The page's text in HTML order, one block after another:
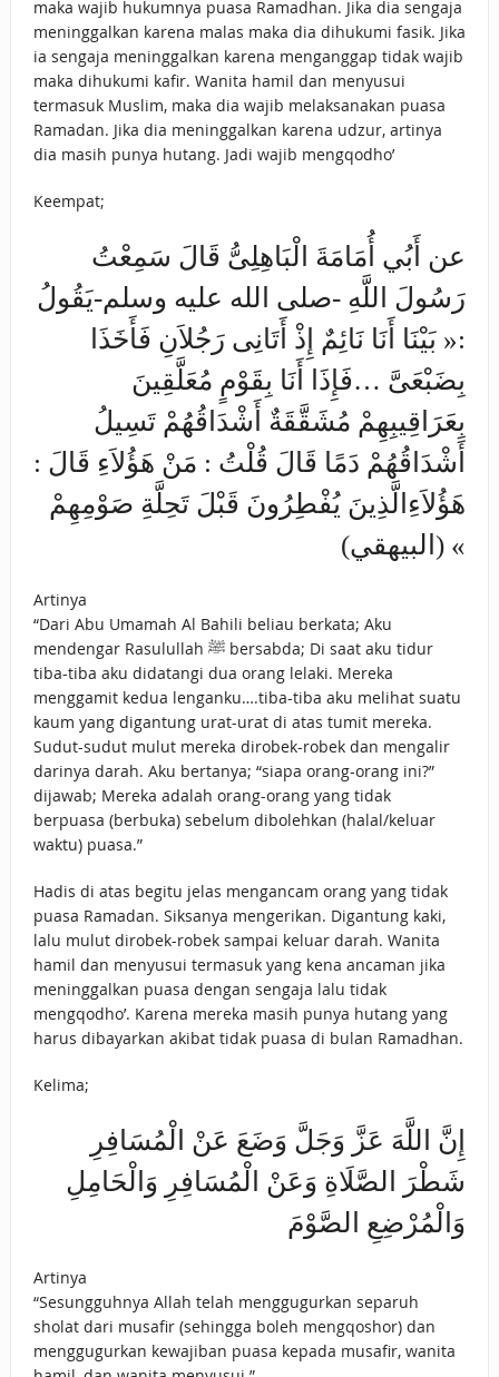
maka wajib hukumnya puasa Ramadhan. Jika dia sengaja
meninggalkan karena malas maka dia dihukumi fasik. Jika
ia sengaja meninggalkan karena menganggap tidak wajib
maka dihukumi kafir. Wanita hamil dan menyusui
termasuk Muslim, maka dia wajib melaksanakan puasa
Ramadan. Jika dia meninggalkan karena udzur, artinya
dia masih punya hutang. Jadi wajib mengqodho’
Keempat;
عن أَبُي أُمَامَةَ الْبَاهِلِىُّ قَالَ سَمِعْتُ
رَسُولَ اللَّهِ -صلى الله عليه وسلم-يَقُولُ
:« بَيْنَا أَنَا نَائِمٌ إِذْ أَتَانِى رَجُلاَنِ فَأَخَذَا
بِضَبْعَىَّ …فَإِذَا أَنَا بِقَوْمٍ مُعَلَّقِينَ
بِعَرَاقِيبِهِمْ مُشَقَّقَةٌ أَشْدَاقُهُمْ تَسِيلُ
أَشْدَاقُهُمْ دَمًا قَالَ قُلْتُ : مَنْ هَؤُلاَءِ قَالَ :
هَؤُلاَءِالَّذِينَ يُفْطِرُونَ قَبْلَ تَحِلَّةِ صَوْمِهِمْ
» (البيهقي)
Artinya
“Dari Abu Umamah Al Bahili beliau berkata; Aku
mendengar Rasulullah ﷺ bersabda; Di saat aku tidur
tiba-tiba aku didatangi dua orang lelaki. Mereka
menggamit kedua lenganku….tiba-tiba aku melihat suatu
kaum yang digantung urat-urat di atas tumit mereka.
Sudut-sudut mulut mereka dirobek-robek dan mengalir
darinya darah. Aku bertanya; “siapa orang-orang ini?”
dijawab; Mereka adalah orang-orang yang tidak
berpuasa (berbuka) sebelum dibolehkan (halal/keluar
waktu) puasa.”
Hadis di atas begitu jelas mengancam orang yang tidak
puasa Ramadan. Siksanya mengerikan. Digantung kaki,
lalu mulut dirobek-robek sampai keluar darah. Wanita
hamil dan menyusui termasuk yang kena ancaman jika
meninggalkan puasa dengan sengaja lalu tidak
mengqodho’. Karena mereka masih punya hutang yang
harus dibayarkan akibat tidak puasa di bulan Ramadhan.
Kelima;
إِنَّ اللَّهَ عَزَّ وَجَلَّ وَضَعَ عَنْ الْمُسَافِرِ
شَطْرَ الصَّلَاةِ وَعَنْ الْمُسَافِرِ وَالْحَامِلِ
وَالْمُرْضِعِ الصَّوْمَ
Artinya
“Sesungguhnya Allah telah menggugurkan separuh
sholat dari musafir (sehingga boleh mengqoshor) dan
menggugurkan kewajiban puasa kepada musafir, wanita